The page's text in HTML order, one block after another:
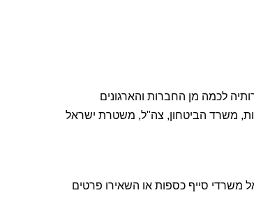
לכמה מן החברות והארגונים
משרד הביטחון, צה"ל, משטרת ישראל
משרדי סייף כספות או השאירו פרטים